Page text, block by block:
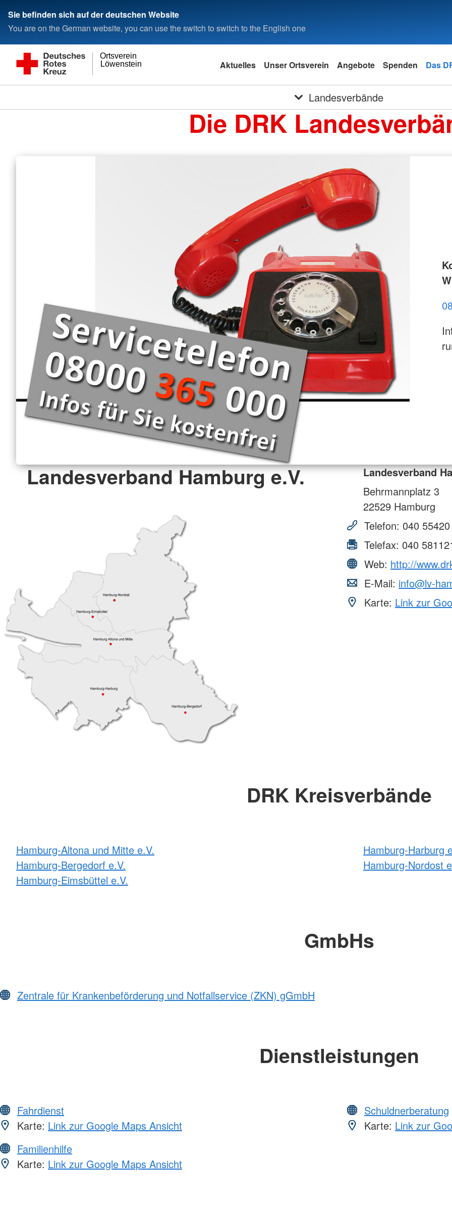
Sie befinden sich auf der deutschen Website
You are on the German website, you can use the switch to switch to the English one
Löwenstein
Ortsverein
Aktuelles Unser Ortsverein Angebote Spenden Das
Landesverbände
Die DRK
Landesverband Hamburg e.V.
Landesverband
Behrmannplatz 3
22529 Hamburg
Telefon: 040
Telefax: 040
Web: http://
E-Mail: info@lv-
Karte: Link zur
DRK Kreisverbände
Hamburg-Altona und Mitte e.V.
Hamburg-Bergedorf e.V.
Hamburg-Eimsbüttel e.V.
Hamburg-Harburg
Hamburg-Nordost
GmbHs
Zentrale für Krankenbeförderung und Notfallservice (ZKN) gGmbH
Dienstleistungen
Fahrdienst
Karte: Link zur Google Maps Ansicht
Familienhilfe
Karte: Link zur Google Maps Ansicht
Schuldnerberatung
Karte: Link zur